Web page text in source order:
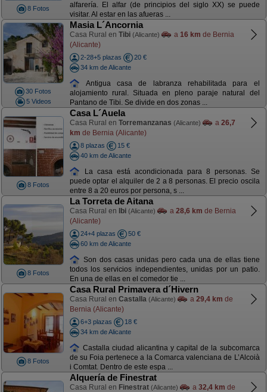
8 Fotos
alfarería. El alfar (de principios del siglo XX) se puede
visitar. Al estar en las afueras ...
30 Fotos
5 Videos
Masia L´Ancornia
Casa Rural en Tibi (Alicante) a 16 km de Bernia
(Alicante)
2-28+5 plazas
20 €
34 km de Alicante
Antigua casa de labranza rehabilitada para el
alojamiento rural. Situada en pleno paraje natural del
Pantano de Tibi. Se divide en dos zonas ...
8 Fotos
Casa L´Auela
Casa Rural en Torremanzanas (Alicante) a 26,7
km de Bernia (Alicante)
8 plazas
15 €
40 km de Alicante
La casa está acondicionada para 8 personas. Se
puede optar el alquiler de 2 a 8 personas. El precio oscila
entre 8 a 20 euros por persona, s ...
8 Fotos
La Torreta de Aitana
Casa Rural en Ibi (Alicante) a 28,6 km de Bernia
(Alicante)
24+4 plazas
50 €
60 km de Alicante
Son dos casas unidas pero cada una de ellas tiene
todos los servicios independientes, unidas por un patio.
En una de ellas en el comedor tie ...
8 Fotos
Casa Rural Primavera d´Hivern
Casa Rural en Castalla (Alicante) a 29,4 km de
Bernia (Alicante)
6+3 plazas
18 €
34 km de Alicante
Castalla ciudad alicantina y capital de la subcomarca
de su Foia pertenece a la Comarca valenciana de L’Alcoià
i Comtat. Dentro de este espa ...
Alquería de Finestrat
Casa Rural en Finestrat (Alicante) a 32,4 km de